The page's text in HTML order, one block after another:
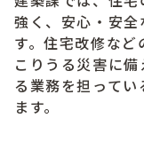
強く、安心・安
す。住宅改修な
こりうる災害に
る業務を担って
ます。